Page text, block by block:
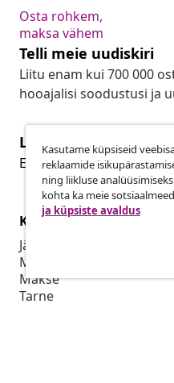
Osta rohkem,
maksa vähem
Telli meie uudiskiri
Liitu enam kui 700 000
hooajalisi soodustusi ja
Lepingust
Esita oma tellimuse
Klienditeenindus
Jälgi oma tellimust
Mi konto
Makse
Tarne
Kasutame küpsiseid
reklaamide
ning liikluse
kohta ka meie
ja küpsiste avaldus